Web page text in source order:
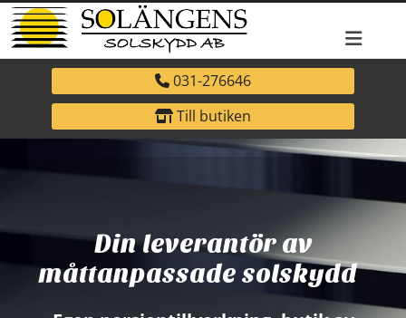
031-276646
Till butiken
Din leverantör av
måttanpassade solskydd